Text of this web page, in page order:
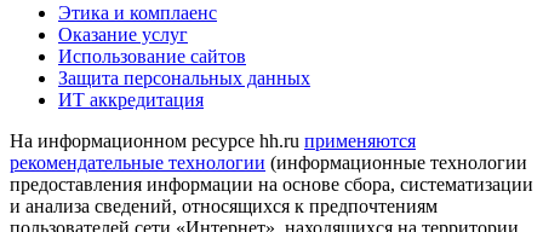
Этика и комплаенс
Оказание услуг
Использование сайтов
Защита персональных данных
ИТ аккредитация
На информационном ресурсе hh.ru применяются
рекомендательные технологии (информационные технологии
предоставления информации на основе сбора, систематизации
и анализа сведений, относящихся к предпочтениям
пользователей сети «Интернет», находящихся на территории